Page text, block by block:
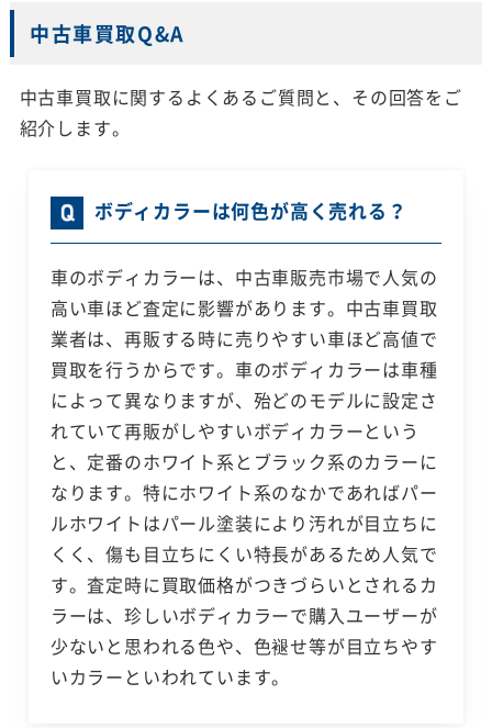
中古車買取Q&A
中古車買取に関するよくあるご質問と、その回答をご
紹介します。
ボディカラーは何色が高く売れる？
車のボディカラーは、中古車販売市場で人気の
高い車ほど査定に影響があります。中古車買取
業者は、再販する時に売りやすい車ほど高値で
買取を行うからです。車のボディカラーは車種
によって異なりますが、殆どのモデルに設定さ
れていて再販がしやすいボディカラーという
と、定番のホワイト系とブラック系のカラーに
なります。特にホワイト系のなかであればパー
ルホワイトはパール塗装により汚れが目立ちに
くく、傷も目立ちにくい特長があるため人気で
す。査定時に買取価格がつきづらいとされるカ
ラーは、珍しいボディカラーで購入ユーザーが
少ないと思われる色や、色褪せ等が目立ちやす
いカラーといわれています。